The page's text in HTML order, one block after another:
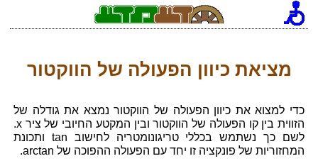
מציאת כיוון הפעולה של הווקטור
כדי למצוא את כיוון הפעולה של הווקטור נמצא את גודלה של
הזווית בין קו הפעולה של הווקטור ובין המקטע החיובי של ציר x.
לשם כך נשתמש בכללי טריגונומטריה לחישוב tan ותכונת
המחזוריות של פונקציה זו יחד עם הפעולה ההפוכה של arctan.